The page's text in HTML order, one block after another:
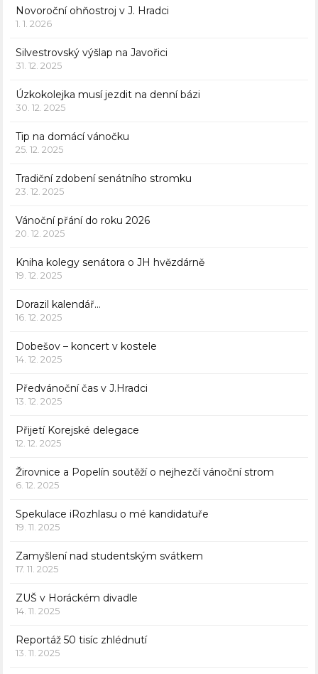
Novoroční ohňostroj v J. Hradci
1. 1. 2026
Silvestrovský výšlap na Javořici
31. 12. 2025
Úzkokolejka musí jezdit na denní bázi
30. 12. 2025
Tip na domácí vánočku
25. 12. 2025
Tradiční zdobení senátního stromku
23. 12. 2025
Vánoční přání do roku 2026
20. 12. 2025
Kniha kolegy senátora o JH hvězdárně
19. 12. 2025
Dorazil kalendář…
16. 12. 2025
Dobešov – koncert v kostele
14. 12. 2025
Předvánoční čas v J.Hradci
13. 12. 2025
Přijetí Korejské delegace
12. 12. 2025
Žirovnice a Popelín soutěží o nejhezčí vánoční strom
6. 12. 2025
Spekulace iRozhlasu o mé kandidatuře
19. 11. 2025
Zamyšlení nad studentským svátkem
17. 11. 2025
ZUŠ v Horáckém divadle
14. 11. 2025
Reportáž 50 tisíc zhlédnutí
13. 11. 2025